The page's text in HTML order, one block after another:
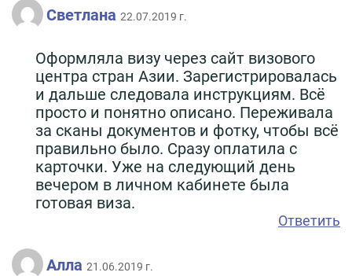
Светлана 22.07.2019 г.
Оформляла визу через сайт визового
центра стран Азии. Зарегистрировалась
и дальше следовала инструкциям. Всё
просто и понятно описано. Переживала
за сканы документов и фотку, чтобы всё
правильно было. Сразу оплатила с
карточки. Уже на следующий день
вечером в личном кабинете была
готовая виза.
Ответить
Алла 21.06.2019 г.